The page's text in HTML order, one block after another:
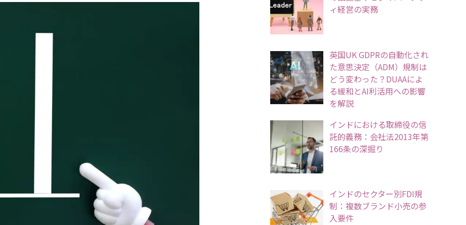
ィ経営の実務
英国UK GDPRの自動化され
た意思決定（ADM）規制は
どう変わった？DUAAによ
る緩和とAI利活用への影響
を解説
インドにおける取締役の信
託的義務：会社法2013年第
166条の深掘り
インドのセクター別FDI規
制：複数ブランド小売の参
入要件